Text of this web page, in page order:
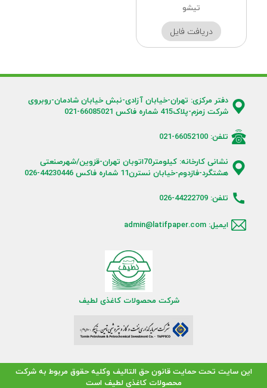
تیشو
دریافت فایل
دفتر مرکزی: تهران-خیابان آزادی-نبش خیابان شادمان-روبروی
شرکت زمزم-پلاک415 شماره فاکس 66085021-021
تلفن: 66052100-021
نشانی کارخانه: کیلومتر70اتوبان تهران-قزوین/شهرصنعتی
هشتگرد-فازدوم-خیابان نسترن11 شماره فاکس 44230446-026
تلفن: 44222709-026
ایمیل: admin@latifpaper.com
شرکت محصولات کاغذی لطیف
این سایت تحت حمایت قانون حق التالیف وکلیه حقوق مربوط به شرکت
محصولات کاغذی لطیف است